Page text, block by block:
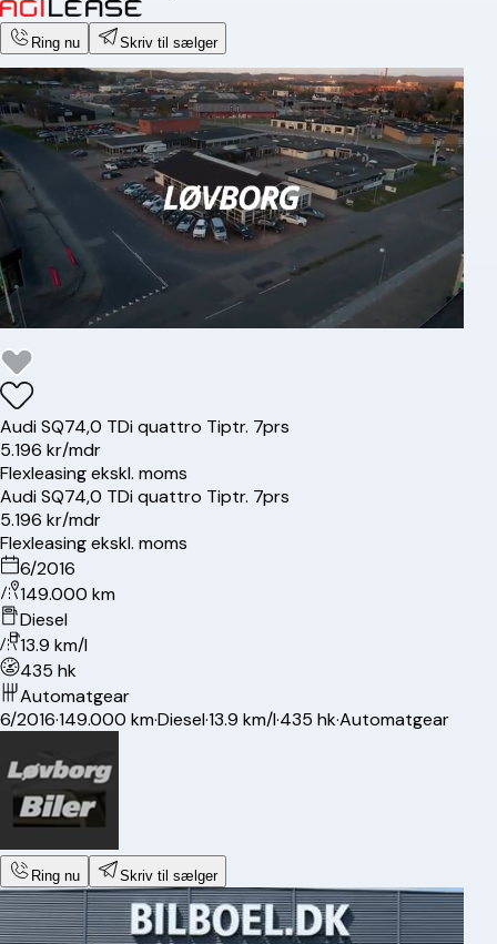
Ring nu Skriv til sælger
AudiSQ74,0 TDi quattro Tiptr. 7prs
5.196 kr/mdr
Flexleasing ekskl. moms
AudiSQ74,0 TDi quattro Tiptr. 7prs
5.196 kr/mdr
Flexleasing ekskl. moms
6/2016
149.000 km
Diesel
13.9 km/l
435 hk
Automatgear
6/2016·149.000 km·Diesel·13.9 km/l·435 hk·Automatgear
Ring nu Skriv til sælger